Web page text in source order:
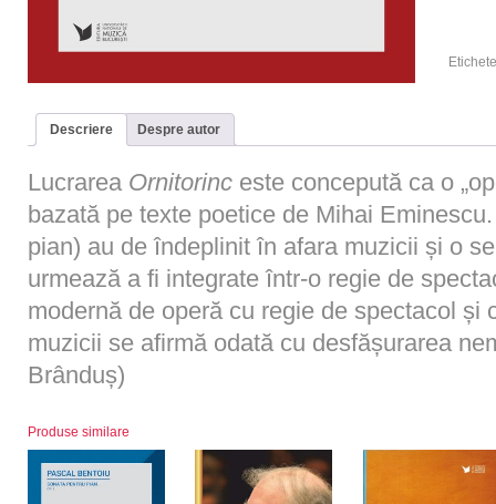
Descriere Despre autor
Lucrarea Ornitorinc este concepută ca o
bazată pe texte poetice de Mihai
pian) au de îndeplinit în afara muzicii și o
urmează a fi integrate într-o regie de
modernă de operă cu regie de spectacol și
muzicii se afirmă odată cu desfășurarea
Brânduș)
Produse similare